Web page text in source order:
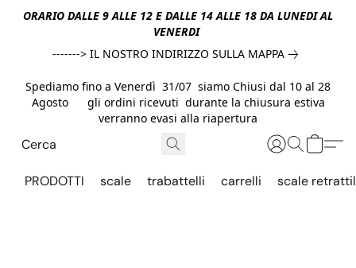
ORARIO DALLE 9 ALLE 12 E DALLE 14 ALLE 18 DA LUNEDI AL
VENERDI
-------> IL NOSTRO INDIRIZZO SULLA MAPPA
Spediamo fino a Venerdì 31/07 siamo Chiusi dal 10 al 28
Agosto gli ordini ricevuti durante la chiusura estiva
verranno evasi alla riapertura
PRODOTTI scale trabattelli carrelli scale